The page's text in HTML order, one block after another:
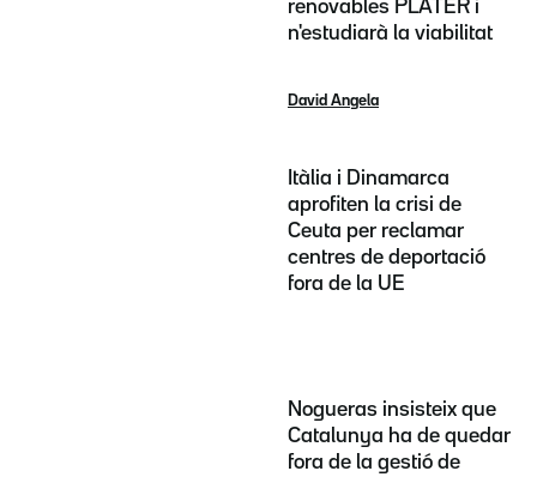
renovables PLATER i
n'estudiarà la viabilitat
David Angela
Itàlia i Dinamarca
aprofiten la crisi de
Ceuta per reclamar
centres de deportació
fora de la UE
Nogueras insisteix que
Catalunya ha de quedar
fora de la gestió de